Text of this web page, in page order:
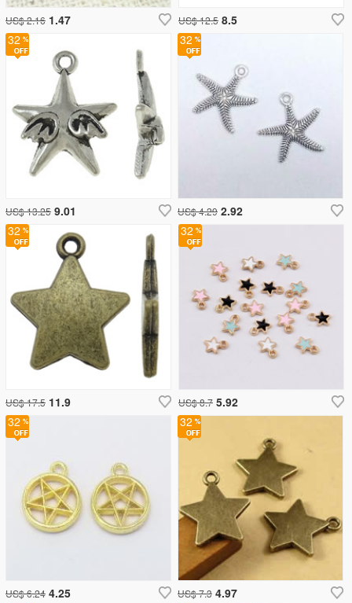
32
US$ 13.25 9.01
32
US$ 8.7 5.92
US$ 12.5 8.5
US$ 2.16 1.47
32
US$ 17.5 11.9
32
US$ 6.24 4.25
32
US$ 7.3 4.97
32
US$ 4.29 2.92